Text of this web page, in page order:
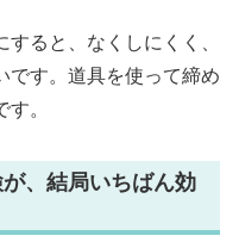
すると、なくしにくく、
です。道具を使って締め
。
、結局いちばん効